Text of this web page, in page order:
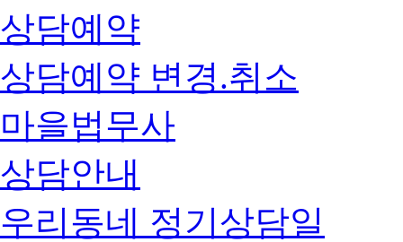
상담예약
상담예약 변경.취소
마을법무사
상담안내
우리동네 정기상담일